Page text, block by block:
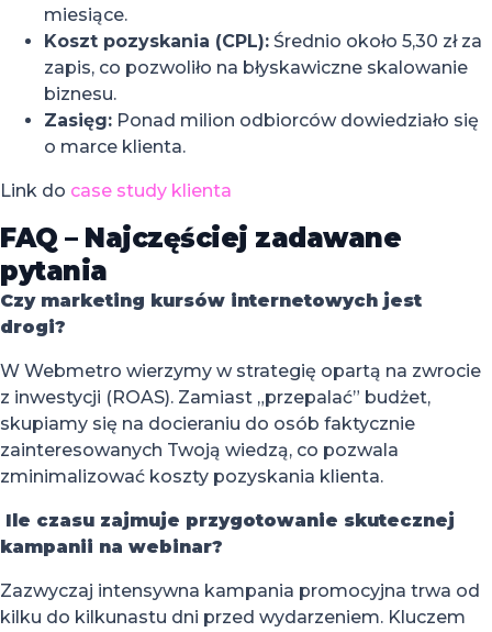
miesiące.
Koszt pozyskania (CPL): Średnio około 5,30 zł za
zapis, co pozwoliło na błyskawiczne skalowanie
biznesu.
Zasięg: Ponad milion odbiorców dowiedziało się
o marce klienta.
Link do case study klienta
FAQ – Najczęściej zadawane
pytania
Czy marketing kursów internetowych jest
drogi?
W Webmetro wierzymy w strategię opartą na zwrocie
z inwestycji (ROAS). Zamiast „przepalać” budżet,
skupiamy się na docieraniu do osób faktycznie
zainteresowanych Twoją wiedzą, co pozwala
zminimalizować koszty pozyskania klienta.
Ile czasu zajmuje przygotowanie skutecznej
kampanii na webinar?
Zazwyczaj intensywna kampania promocyjna trwa od
kilku do kilkunastu dni przed wydarzeniem. Kluczem